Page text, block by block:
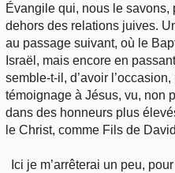
Évangile qui, nous le savons,
dehors des relations juives.
au passage suivant, où le
Israël, mais encore en
semble-t-il, d’avoir
témoignage à Jésus, vu, non
dans des honneurs plus
le Christ, comme Fils de
Ici je m’arrêterai un peu,